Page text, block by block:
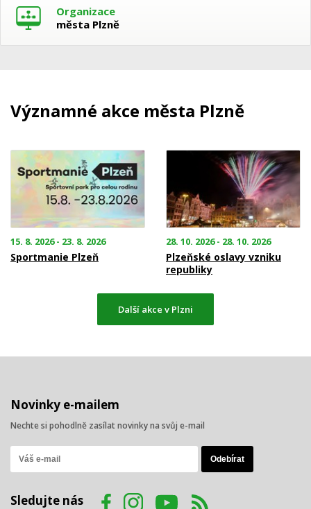
Organizace
města Plzně
Významné akce města Plzně
15. 8. 2026 - 23. 8. 2026
Sportmanie Plzeň
28. 10. 2026 - 28. 10. 2026
Plzeňské oslavy vzniku
republiky
Další akce v Plzni
Novinky e-mailem
Nechte si pohodlně zasílat novinky na svůj e-mail
Sledujte nás